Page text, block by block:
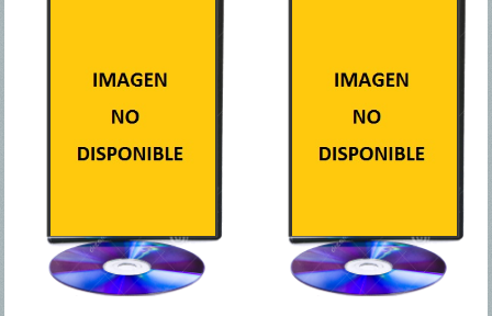
Un corresponsal de guerra
norteamericano, el cámara
nativo georgiano se ven
envueltos en el fuego
cruzado durante el conflicto
bélico entre Rusia y
Las andanzas de un grupo
de élite de combate Navy
consiste en rescatar a un
agente secreto de la CIA.